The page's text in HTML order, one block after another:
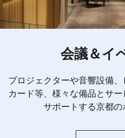
会議＆イ
プロジェクターや音響設備
カード等、様々な備品とサ
サポートする京都の